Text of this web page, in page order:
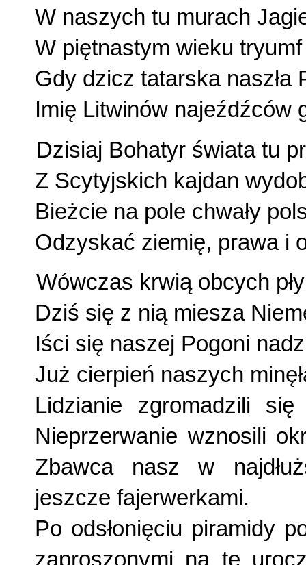
W naszych tu murach
W piętnastym wieku tryumf
Gdy dzicz tatarska naszła
Imię Litwinów najeźdźców
Dzisiaj Bohatyr świata tu
Z Scytyjskich kajdan
Bieżcie na pole chwały
Odzyskać ziemię, prawa i
Wówczas krwią obcych
Dziś się z nią miesza
Iści się naszej Pogoni
Już cierpień naszych
Lidzianie zgromadzili się
Nieprzerwanie wznosili
Zbawca nasz w
jeszcze fajerwerkami.
Po odsłonięciu piramidy
zaproszonymi na tę